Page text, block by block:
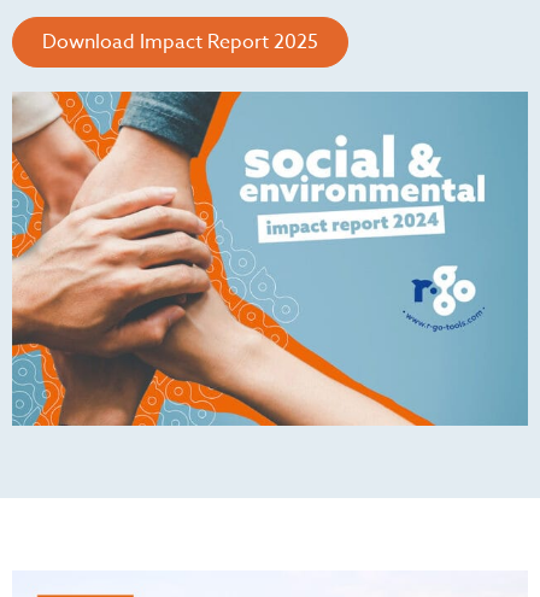
Download Impact Report 2025